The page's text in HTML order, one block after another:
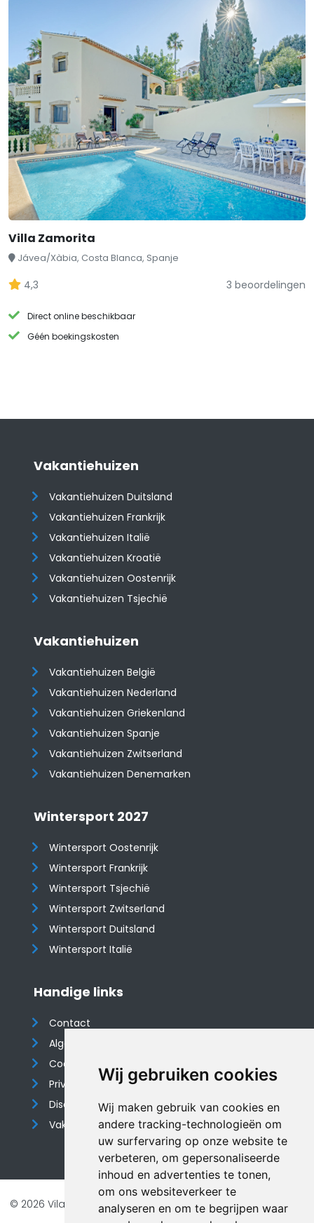
Wij gebruiken cookies
Wij maken gebruik van cookies en
andere tracking-technologieën om
uw surfervaring op onze website te
verbeteren, om gepersonaliseerde
inhoud en advertenties te tonen,
om ons websiteverkeer te
analyseren en om te begrijpen waar
Villa Zamorita
Jávea/Xàbia, Costa Blanca, Spanje
4,3 3 beoordelingen
Direct online beschikbaar
Géén boekingskosten
Vakantiehuizen
Vakantiehuizen Duitsland
Vakantiehuizen Frankrijk
Vakantiehuizen Italië
Vakantiehuizen Kroatië
​​​​​​​Vakantiehuizen Oostenrijk
Vakantiehuizen Tsjechië
Vakantiehuizen
Vakantiehuizen België
Vakantiehuizen Nederland
Vakantiehuizen Griekenland
Vakantiehuizen Spanje
​​​​​​​Vakantiehuizen Zwitserland
Vakantiehuizen Denemarken
Wintersport 2027
Wintersport Oostenrijk
Wintersport Frankrijk
Wintersport Tsjechië
Wintersport Zwitserland
Wintersport Duitsland
Wintersport Italië
Handige links
Contact
Algemene voorwaarden
Cookieverklaring
Privacyverklaring
Disclaimer
Vakantiehuis website
© 2026 Vilando Vakantiehuizen |Website door FalcoTravel